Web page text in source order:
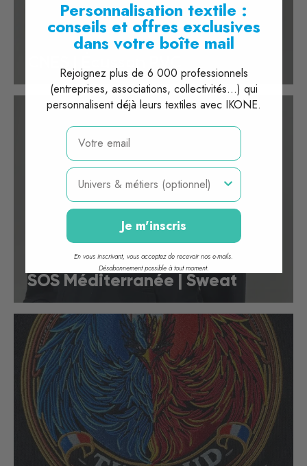
SOS Méditerranée | Sweat
Personnalisation textile :
conseils et offres exclusives
dans votre boîte mail
Rejoignez plus de 6 000 professionnels
(entreprises, associations, collectivités...) qui
personnalisent déjà leurs textiles avec IKONE.
email
Métier
Je m'inscris
En vous inscrivant, vous acceptez de recevoir nos e-mails.
Désabonnement possible à tout moment.